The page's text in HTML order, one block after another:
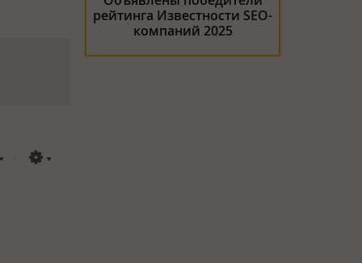
рейтинга Известности SEO-
компаний 2025